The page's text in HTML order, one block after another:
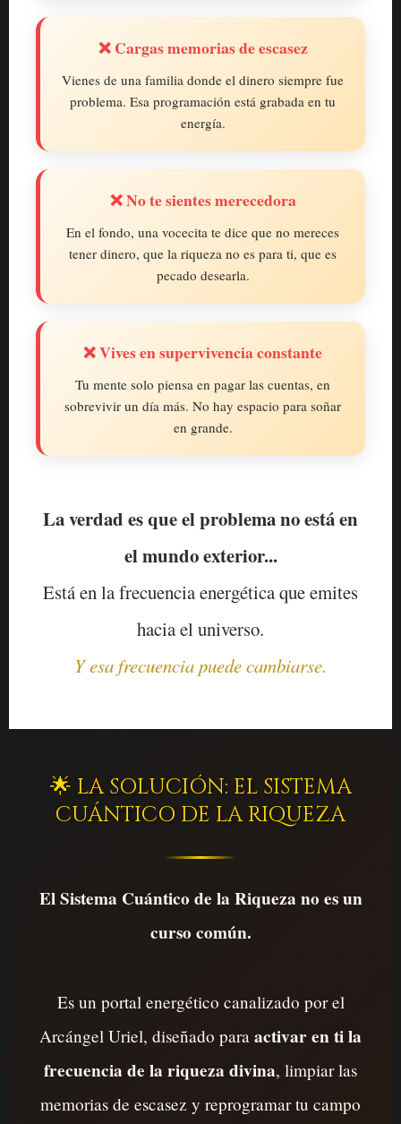
❌ Cargas memorias de escasez
Vienes de una familia donde el dinero siempre fue
problema. Esa programación está grabada en tu
energía.
❌ No te sientes merecedora
En el fondo, una vocecita te dice que no mereces
tener dinero, que la riqueza no es para ti, que es
pecado desearla.
❌ Vives en supervivencia constante
Tu mente solo piensa en pagar las cuentas, en
sobrevivir un día más. No hay espacio para soñar
en grande.
La verdad es que el problema no está en
el mundo exterior...
Está en la frecuencia energética que emites
hacia el universo.
Y esa frecuencia puede cambiarse.
🌟 LA SOLUCIÓN: EL SISTEMA
CUÁNTICO DE LA RIQUEZA
El Sistema Cuántico de la Riqueza no es un
curso común.
Es un portal energético canalizado por el
Arcángel Uriel, diseñado para activar en ti la
frecuencia de la riqueza divina, limpiar las
memorias de escasez y reprogramar tu campo